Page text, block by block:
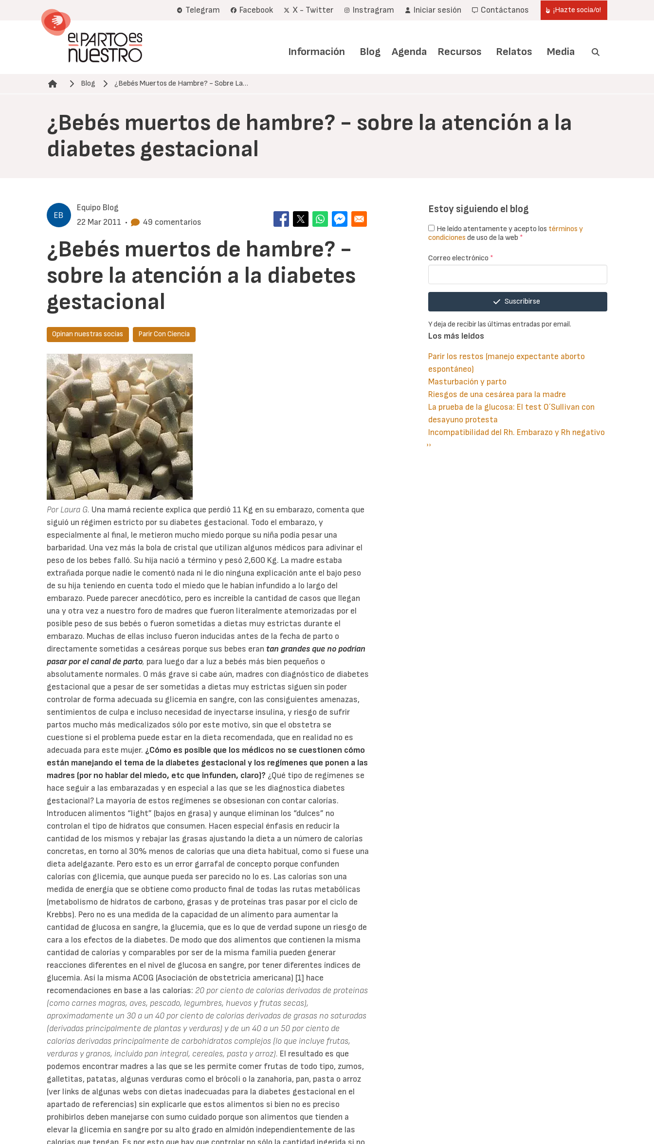
Telegram Facebook X - Twitter Instragram Iniciar sesión Contáctanos ¡Hazte socia/o!
Información Blog Agenda Recursos Relatos Media
Ruta de navegación
Blog ¿Bebés Muertos de Hambre? - Sobre La…
¿Bebés muertos de hambre? - sobre la atención a la
diabetes gestacional
Equipo Blog
22 Mar 2011 • 49 comentarios
¿Bebés muertos de hambre? -
sobre la atención a la diabetes
gestacional
Opinan nuestras socias Parir Con Ciencia
Por Laura G. Una mamá reciente explica que perdió 11 Kg en su embarazo, comenta que
siguió un régimen estricto por su diabetes gestacional. Todo el embarazo, y
especialmente al final, le metieron mucho miedo porque su niña podía pesar una
barbaridad. Una vez más la bola de cristal que utilizan algunos médicos para adivinar el
peso de los bebes falló. Su hija nació a término y pesó 2,600 Kg. La madre estaba
extrañada porque nadie le comentó nada ni le dio ninguna explicación ante el bajo peso
de su hija teniendo en cuenta todo el miedo que le habían infundido a lo largo del
embarazo. Puede parecer anecdótico, pero es increíble la cantidad de casos que llegan
una y otra vez a nuestro foro de madres que fueron literalmente atemorizadas por el
posible peso de sus bebés o fueron sometidas a dietas muy estrictas durante el
embarazo. Muchas de ellas incluso fueron inducidas antes de la fecha de parto o
directamente sometidas a cesáreas porque sus bebes eran tan grandes que no podrían
pasar por el canal de parto, para luego dar a luz a bebés más bien pequeños o
absolutamente normales. O más grave si cabe aún, madres con diagnóstico de diabetes
gestacional que a pesar de ser sometidas a dietas muy estrictas siguen sin poder
controlar de forma adecuada su glicemia en sangre, con las consiguientes amenazas,
sentimientos de culpa e incluso necesidad de inyectarse insulina, y riesgo de sufrir
partos mucho más medicalizados sólo por este motivo, sin que el obstetra se
cuestione si el problema puede estar en la dieta recomendada, que en realidad no es
adecuada para este mujer. ¿Cómo es posible que los médicos no se cuestionen cómo
están manejando el tema de la diabetes gestacional y los regímenes que ponen a las
madres (por no hablar del miedo, etc que infunden, claro)? ¿Qué tipo de regímenes se
hace seguir a las embarazadas y en especial a las que se les diagnostica diabetes
gestacional? La mayoría de estos regímenes se obsesionan con contar calorías.
Introducen alimentos “light” (bajos en grasa) y aunque eliminan los “dulces” no
controlan el tipo de hidratos que consumen. Hacen especial énfasis en reducir la
cantidad de los mismos y rebajar las grasas ajustando la dieta a un número de calorías
concretas, en torno al 30% menos de calorías que una dieta habitual, como si fuese una
dieta adelgazante. Pero esto es un error garrafal de concepto porque confunden
calorías con glicemia, que aunque pueda ser parecido no lo es. Las calorías son una
medida de energía que se obtiene como producto final de todas las rutas metabólicas
(metabolismo de hidratos de carbono, grasas y de proteínas tras pasar por el ciclo de
Krebbs). Pero no es una medida de la capacidad de un alimento para aumentar la
cantidad de glucosa en sangre, la glucemia, que es lo que de verdad supone un riesgo de
cara a los efectos de la diabetes. De modo que dos alimentos que contienen la misma
cantidad de calorías y comparables por ser de la misma familia pueden generar
reacciones diferentes en el nivel de glucosa en sangre, por tener diferentes índices de
glucemia. Así la misma ACOG (Asociación de obstetricia americana) [1] hace
recomendaciones en base a las calorías: 20 por ciento de calorías derivadas de proteínas
(como carnes magras, aves, pescado, legumbres, huevos y frutas secas),
aproximadamente un 30 a un 40 por ciento de calorías derivadas de grasas no saturadas
(derivadas principalmente de plantas y verduras) y de un 40 a un 50 por ciento de
calorías derivadas principalmente de carbohidratos complejos (lo que incluye frutas,
verduras y granos, incluido pan integral, cereales, pasta y arroz). El resultado es que
podemos encontrar madres a las que se les permite comer frutas de todo tipo, zumos,
galletitas, patatas, algunas verduras como el brócoli o la zanahoria, pan, pasta o arroz
(ver links de algunas webs con dietas inadecuadas para la diabetes gestacional en el
apartado de referencias) sin explicarle que estos alimentos si bien no es preciso
prohibirlos deben manejarse con sumo cuidado porque son alimentos que tienden a
elevar la glicemia en sangre por su alto grado en almidón independientemente de las
Estoy siguiendo el blog
He leído atentamente y acepto los términos y
condiciones de uso de la web *
Correo electrónico *
Suscribirse
Y deja de recibir las últimas entradas por email.
Los más leidos
Parir los restos (manejo expectante aborto
espontáneo)
Masturbación y parto
Riesgos de una cesárea para la madre
La prueba de la glucosa: El test O´Sullivan con
desayuno protesta
Incompatibilidad del Rh. Embarazo y Rh negativo
Paginación
Siguiente
››